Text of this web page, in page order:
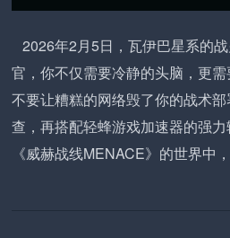
2026年2月5日，瓦伊巴星系的
官，你不仅需要冷静的头脑，更需
不要让糟糕的网络毁了你的战术
查，再搭配轻蜂游戏加速器的强
《威赫战线MENACE》的世界中